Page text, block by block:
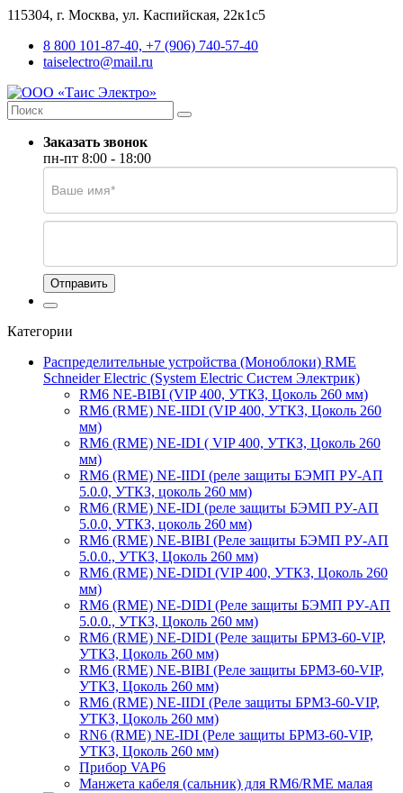
115304, г. Москва, ул. Каспийская, 22к1с5
8 800 101-87-40, +7 (906) 740-57-40
taiselectro@mail.ru
Заказать звонок
пн-пт 8:00 - 18:00
Отправить
Категории
Распределительные устройства (Моноблоки) RME
Schneider Electric (System Electric Систем Электрик)
RM6 NE-BIBI (VIP 400, УТКЗ, Цоколь 260 мм)
RM6 (RME) NE-IIDI (VIP 400, УТКЗ, Цоколь 260
мм)
RM6 (RME) NE-IDI ( VIP 400, УТКЗ, Цоколь 260
мм)
RM6 (RME) NE-IIDI (реле защиты БЭМП РУ-АП
5.0.0, УТКЗ, цоколь 260 мм)
RM6 (RME) NE-IDI (реле защиты БЭМП РУ-АП
5.0.0, УТКЗ, цоколь 260 мм)
RM6 (RME) NE-BIBI (Реле защиты БЭМП РУ-АП
5.0.0., УТКЗ, Цоколь 260 мм)
RM6 (RME) NE-DIDI (VIP 400, УТКЗ, Цоколь 260
мм)
RM6 (RME) NE-DIDI (Реле защиты БЭМП РУ-АП
5.0.0., УТКЗ, Цоколь 260 мм)
RM6 (RME) NE-DIDI (Реле защиты БРМЗ-60-VIP,
УТКЗ, Цоколь 260 мм)
RM6 (RME) NE-BIBI (Реле защиты БРМЗ-60-VIP,
УТКЗ, Цоколь 260 мм)
RM6 (RME) NE-IIDI (Реле защиты БРМЗ-60-VIP,
УТКЗ, Цоколь 260 мм)
RN6 (RME) NE-IDI (Реле защиты БРМЗ-60-VIP,
УТКЗ, Цоколь 260 мм)
Прибор VAP6
Манжета кабеля (сальник) для RM6/RME малая